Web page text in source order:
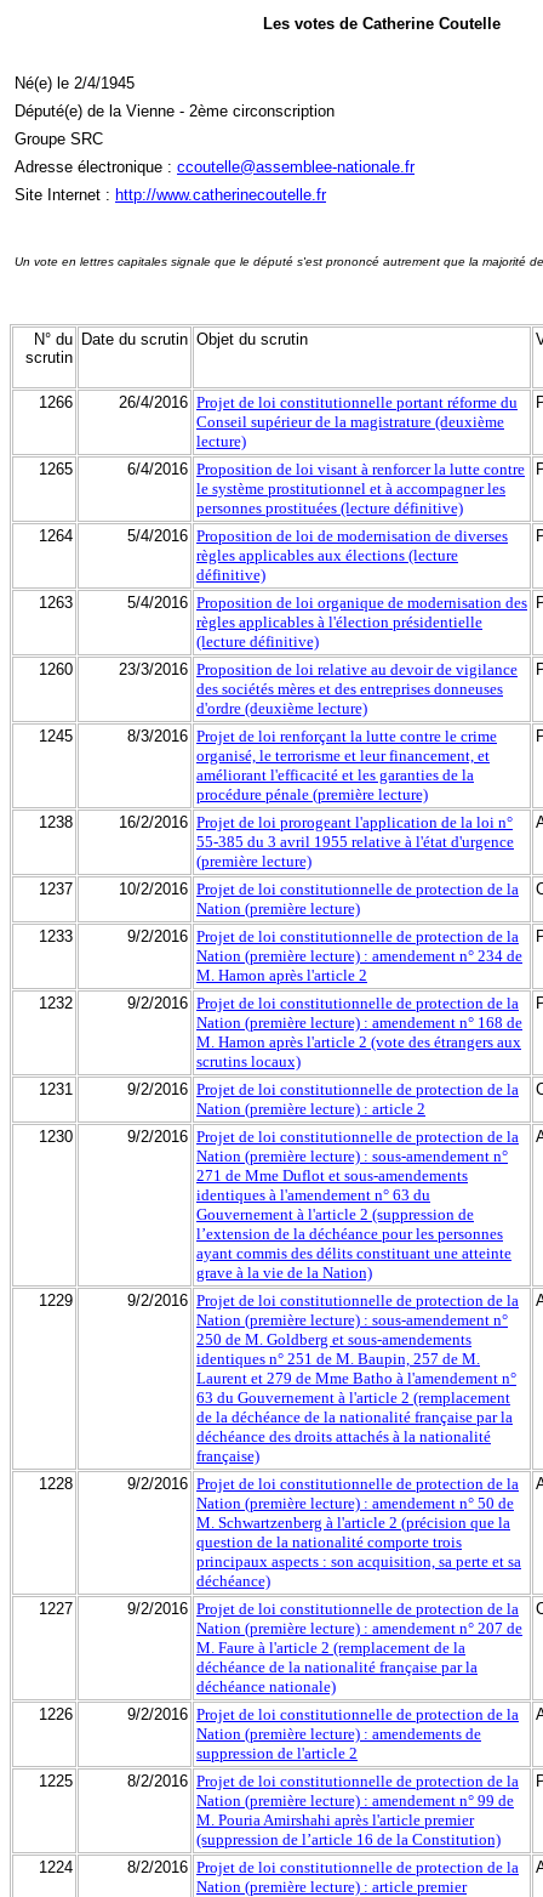
Les votes de Catherine Coutelle
Né(e) le 2/4/1945
Député(e) de la Vienne - 2ème circonscription
Groupe SRC
Adresse électronique : ccoutelle@assemblee-nationale.fr
Site Internet : http://www.catherinecoutelle.fr
Un vote en lettres capitales signale que le député s'est prononcé autrement que la majorité
N° du
scrutin
Date du scrutin Objet du scrutin
1266 26/4/2016 Projet de loi constitutionnelle portant réforme du
Conseil supérieur de la magistrature (deuxième
lecture)
1265 6/4/2016 Proposition de loi visant à renforcer la lutte contre
le système prostitutionnel et à accompagner les
personnes prostituées (lecture définitive)
1264 5/4/2016 Proposition de loi de modernisation de diverses
règles applicables aux élections (lecture
définitive)
1263 5/4/2016 Proposition de loi organique de modernisation des
règles applicables à l'élection présidentielle
(lecture définitive)
1260 23/3/2016 Proposition de loi relative au devoir de vigilance
des sociétés mères et des entreprises donneuses
d'ordre (deuxième lecture)
1245 8/3/2016 Projet de loi renforçant la lutte contre le crime
organisé, le terrorisme et leur financement, et
améliorant l'efficacité et les garanties de la
procédure pénale (première lecture)
1238 16/2/2016 Projet de loi prorogeant l'application de la loi n°
55-385 du 3 avril 1955 relative à l'état d'urgence
(première lecture)
1237 10/2/2016 Projet de loi constitutionnelle de protection de la
Nation (première lecture)
1233 9/2/2016 Projet de loi constitutionnelle de protection de la
Nation (première lecture) : amendement n° 234 de
M. Hamon après l'article 2
1232 9/2/2016 Projet de loi constitutionnelle de protection de la
Nation (première lecture) : amendement n° 168 de
M. Hamon après l'article 2 (vote des étrangers aux
scrutins locaux)
1231 9/2/2016 Projet de loi constitutionnelle de protection de la
Nation (première lecture) : article 2
1230 9/2/2016 Projet de loi constitutionnelle de protection de la
Nation (première lecture) : sous-amendement n°
271 de Mme Duflot et sous-amendements
identiques à l'amendement n° 63 du
Gouvernement à l'article 2 (suppression de
l’extension de la déchéance pour les personnes
ayant commis des délits constituant une atteinte
grave à la vie de la Nation)
1229 9/2/2016 Projet de loi constitutionnelle de protection de la
Nation (première lecture) : sous-amendement n°
250 de M. Goldberg et sous-amendements
identiques n° 251 de M. Baupin, 257 de M.
Laurent et 279 de Mme Batho à l'amendement n°
63 du Gouvernement à l'article 2 (remplacement
de la déchéance de la nationalité française par la
déchéance des droits attachés à la nationalité
française)
1228 9/2/2016 Projet de loi constitutionnelle de protection de la
Nation (première lecture) : amendement n° 50 de
M. Schwartzenberg à l'article 2 (précision que la
question de la nationalité comporte trois
principaux aspects : son acquisition, sa perte et sa
déchéance)
1227 9/2/2016 Projet de loi constitutionnelle de protection de la
Nation (première lecture) : amendement n° 207 de
M. Faure à l'article 2 (remplacement de la
déchéance de la nationalité française par la
déchéance nationale)
1226 9/2/2016 Projet de loi constitutionnelle de protection de la
Nation (première lecture) : amendements de
suppression de l'article 2
1225 8/2/2016 Projet de loi constitutionnelle de protection de la
Nation (première lecture) : amendement n° 99 de
M. Pouria Amirshahi après l'article premier
(suppression de l’article 16 de la Constitution)
1224 8/2/2016 Projet de loi constitutionnelle de protection de la
Nation (première lecture) : article premier